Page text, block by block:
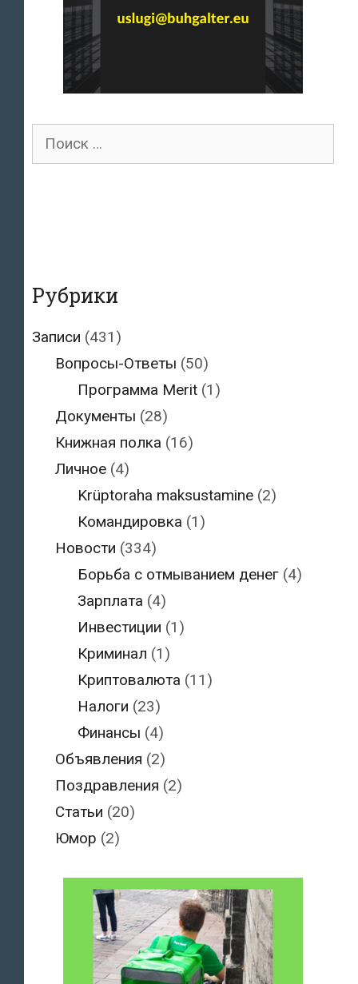
Поиск
Рубрики
Записи (431)
Вопросы-Ответы (50)
Программа Merit (1)
Документы (28)
Книжная полка (16)
Личное(4)
Krüptoraha maksustamine (2)
Командировка (1)
Новости (334)
Борьба с отмыванием денег (4)
Зарплата (4)
Инвестиции (1)
Криминал (1)
Криптовалюта (11)
Налоги (23)
Финансы (4)
Объявления (2)
Поздравления (2)
Статьи (20)
Юмор (2)